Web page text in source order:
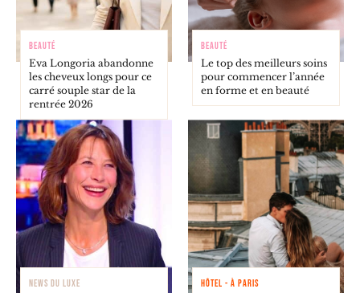
BEAUTÉ
Eva Longoria abandonne
les cheveux longs pour ce
carré souple star de la
rentrée 2026
BEAUTÉ
Le top des meilleurs soins
pour commencer l’année
en forme et en beauté
NEWS DU LUXE
HÔTEL - À PARIS